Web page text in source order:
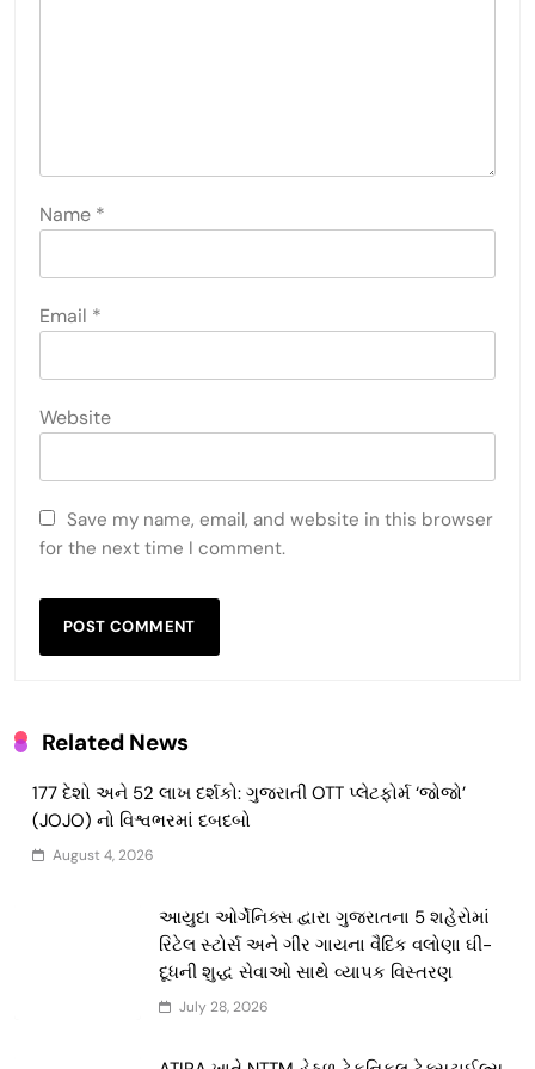
Name *
Email *
Website
Save my name, email, and website in this browser
for the next time I comment.
Related News
177 દેશો અને 52 લાખ દર્શકો: ગુજરાતી OTT પ્લેટફોર્મ ‘જોજો’
(JOJO) નો વિશ્વભરમાં દબદબો
August 4, 2026
આયુદા ઓર્ગેનિક્સ દ્વારા ગુજરાતના 5 શહેરોમાં
રિટેલ સ્ટોર્સ અને ગીર ગાયના વૈદિક વલોણા ઘી-
દૂધની શુદ્ધ સેવાઓ સાથે વ્યાપક વિસ્તરણ
July 28, 2026